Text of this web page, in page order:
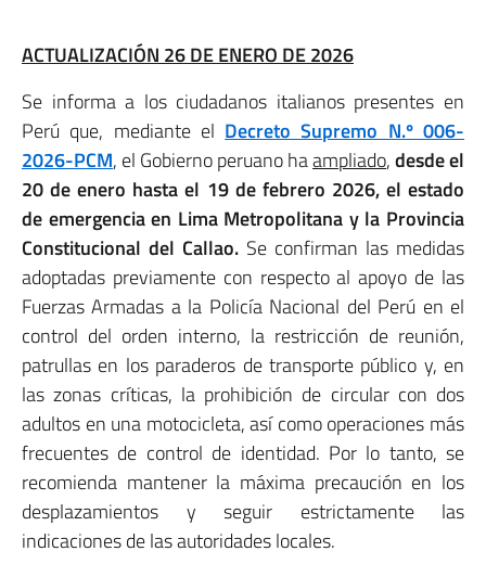
ACTUALIZACIÓN 26 DE ENERO DE 2026
Se informa a los ciudadanos italianos presentes en
Perú que, mediante el Decreto Supremo N.º 006-
2026-PCM, el Gobierno peruano haampliado,desde el
20 de enero hasta el 19 de febrero 2026, el estado
de emergencia en Lima Metropolitana y la Provincia
Constitucional del Callao. Se confirman las medidas
adoptadas previamente con respecto al apoyo de las
Fuerzas Armadas a la Policía Nacional del Perú en el
control del orden interno, la restricción de reunión,
patrullas en los paraderos de transporte público y, en
las zonas críticas, la prohibición de circular con dos
adultos en una motocicleta, así como operaciones más
frecuentes de control de identidad. Por lo tanto, se
recomienda mantener la máxima precaución en los
desplazamientos y seguir estrictamente las
indicaciones de las autoridades locales.